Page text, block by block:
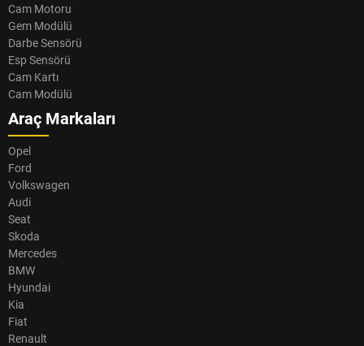
Cam Motoru
Gem Modülü
Darbe Sensörü
Esp Sensörü
Cam Kartı
Cam Modülü
Araç Markaları
Opel
Ford
Volkswagen
Audi
Seat
Skoda
Mercedes
BMW
Hyundai
Kia
Fiat
Renault